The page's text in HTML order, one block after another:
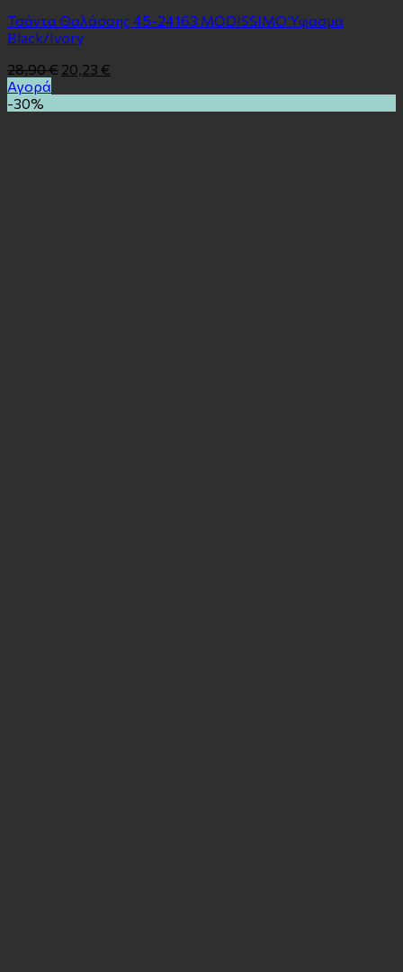
Τσάντα Θαλάσσης 45-24163 MODISSIMO Ύφασμα
Black/Ivory
28,90€ 20,23 €
Αγορά
-30%